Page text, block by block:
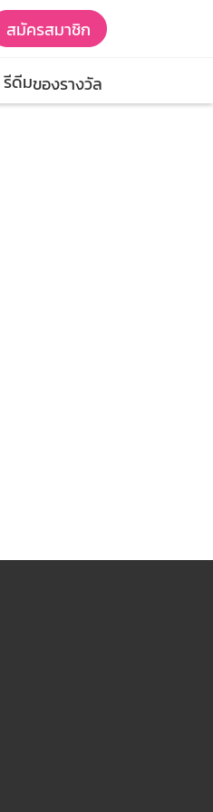
สมัครสมาชิก
รีดีมของรางวัล